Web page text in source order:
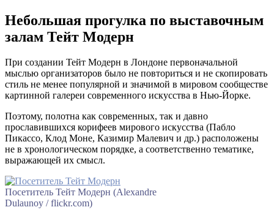
Небольшая прогулка по выставочным
залам Тейт Модерн
При создании Тейт Модерн в Лондоне первоначальной
мыслью организаторов было не повториться и не скопировать
стиль не менее популярной и значимой в мировом сообществе
картинной галереи современного искусства в Нью-Йорке.
Поэтому, полотна как современных, так и давно
прославившихся корифеев мирового искусства (Пабло
Пикассо, Клод Моне, Казимир Малевич и др.) расположены
не в хронологическом порядке, а соответственно тематике,
выражающей их смысл.
Посетитель Тейт Модерн (Alexandre
Dulaunoy / flickr.com)